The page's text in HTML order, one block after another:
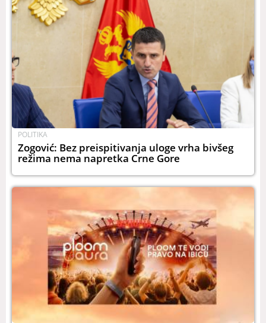
POLITIKA
Zogović: Bez preispitivanja uloge vrha bivšeg
režima nema napretka Crne Gore